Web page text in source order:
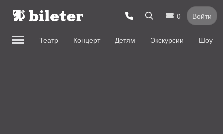
0 Войти
Театр Концерт Детям Экскурсии Шоу